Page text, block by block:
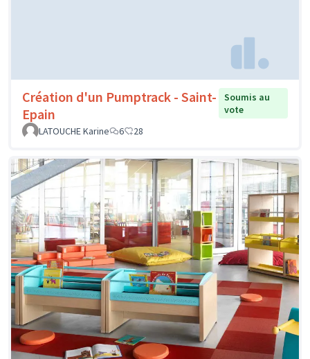
Création d'un Pumptrack - Saint-
Epain
Soumis au
vote
LATOUCHE Karine
6 28